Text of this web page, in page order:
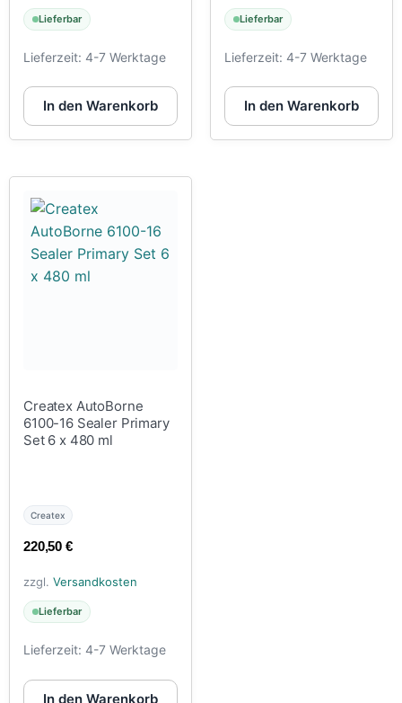
Lieferbar
Lieferzeit: 4-7 Werktage
In den Warenkorb
Lieferbar
Lieferzeit: 4-7 Werktage
In den Warenkorb
Createx AutoBorne
6100-16 Sealer Primary
Set 6 x 480 ml
Createx
220,50 €
zzgl. Versandkosten
Lieferbar
Lieferzeit: 4-7 Werktage
In den Warenkorb